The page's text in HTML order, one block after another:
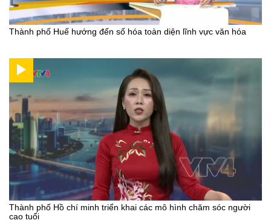
Thành phố Huế hướng đến số hóa toàn diện lĩnh vực văn hóa
Thành phố Hồ chí minh triển khai các mô hình chăm sóc người
cao tuổi